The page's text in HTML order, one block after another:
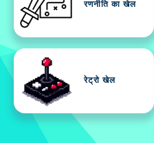
रणनीति का खेल
रेट्रो खेल